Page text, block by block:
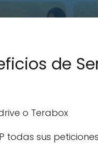
de
o Terabox
todas sus